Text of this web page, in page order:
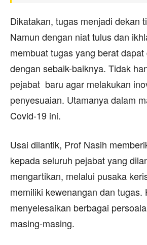
Dikatakan, tugas menjadi dekan
Namun dengan niat tulus dan
membuat tugas yang berat dapat
dengan sebaik-baiknya. Tidak
pejabat baru agar melakukan
penyesuaian. Utamanya dalam
Covid-19 ini.
Usai dilantik, Prof Nasih
kepada seluruh pejabat yang
mengartikan, melalui pusaka
memiliki kewenangan dan tugas.
menyelesaikan berbagai
masing-masing.